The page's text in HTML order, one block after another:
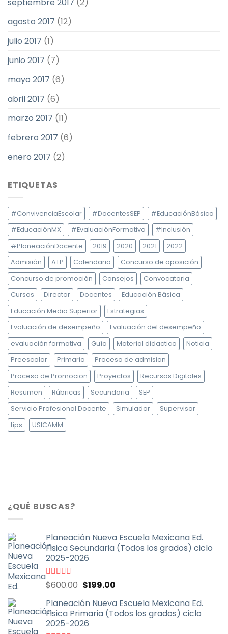
septiembre 2017 (2)
agosto 2017 (12)
julio 2017 (1)
junio 2017 (7)
mayo 2017 (6)
abril 2017 (6)
marzo 2017 (11)
febrero 2017 (6)
enero 2017 (2)
ETIQUETAS
#ConvivenciaEscolar #DocentesSEP
#EducaciónBásica
#EducaciónMX
#EvaluaciónFormativa
#Inclusión
#PlaneaciónDocente
2019 2020 2021
2022
Admisión
ATP Calendario
Concurso de oposición
Concurso de promoción
Consejos
Convocatoria
Cursos
Director Docentes
Educación Básica
Educación Media Superior
Estrategias
Evaluación de desempeño
Evaluación del desempeño
evaluación formativa
Guía Material didactico
Noticia
Preescolar
Primaria
Proceso de admision
Proceso de Promocion
Proyectos
Recursos Digitales
Resumen
Rúbricas Secundaria
SEP
Servicio Profesional Docente
Simulador
Supervisor
tips
USICAMM
¿QUÉ BUSCAS?
Planeación Nueva Escuela Mexicana Ed.
Fisica Secundaria (Todos los grados) ciclo
2025-2026
Valorado
con
5
$600.00 El
original
era:
$600.00.
$199.00El
actual
es:
Planeación Nueva Escuela Mexicana Ed.
Fisica Primaria (Todos los grados) ciclo
2025-2026